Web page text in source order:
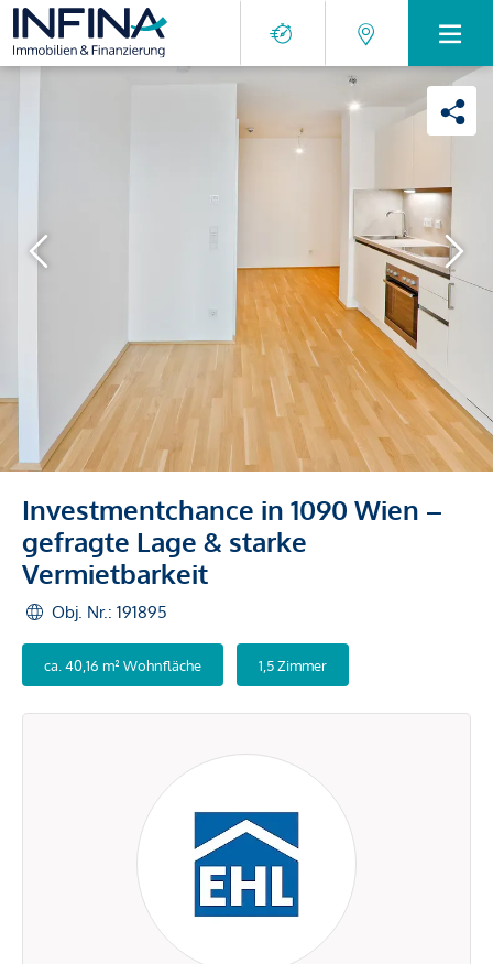
Investmentchance in 1090 Wien –
gefragte Lage & starke
Vermietbarkeit
Obj. Nr.: 191895
ca. 40,16 m² Wohnfläche 1,5 Zimmer